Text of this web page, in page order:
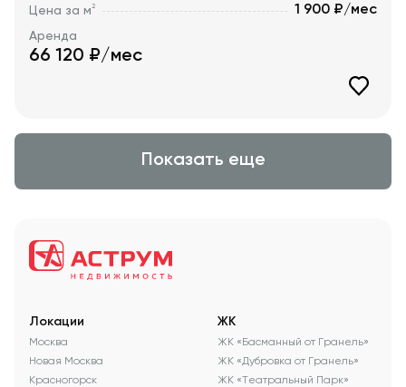
Цена за м2 1 900 ₽/мес
Аренда
66 120 ₽/мес
Показать еще
Локации
Москва
Новая Москва
Красногорск
ЖК
ЖК «Басманный от Гранель»
ЖК «Дубровка от Гранель»
ЖК «Театральный Парк»